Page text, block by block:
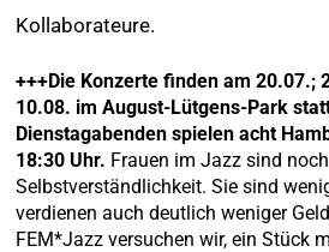
Kollaborateure.
+++Die Konzerte finden am 20.07.;
10.08. im August-Lütgens-Park
Dienstagabenden spielen acht
18:30 Uhr. Frauen im Jazz sind
Selbstverständlichkeit. Sie sind
verdienen auch deutlich weniger
FEM*Jazz versuchen wir, ein Stück